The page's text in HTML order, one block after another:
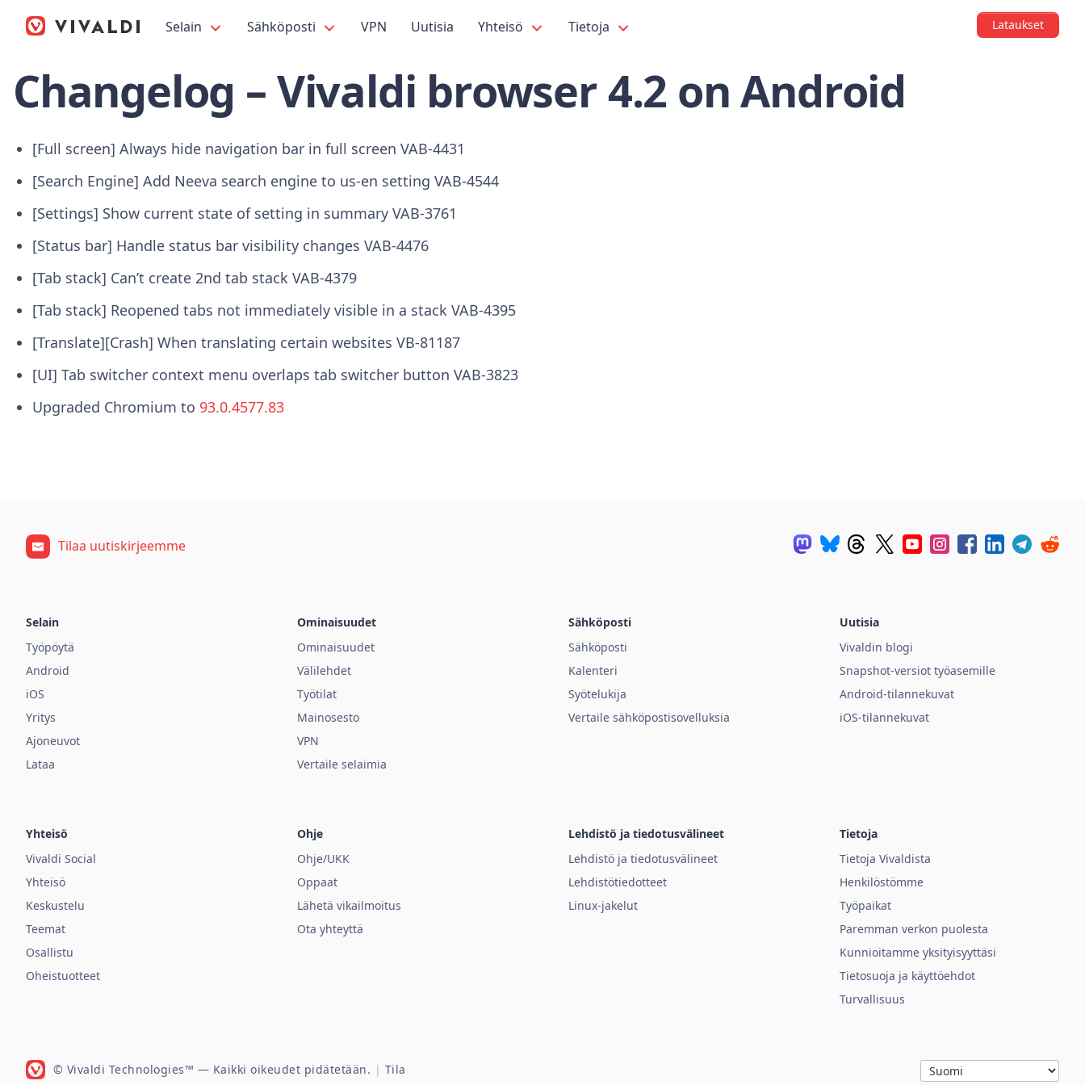
Selain Sähköposti VPN Uutisia Yhteisö Tietoja Lataukset
Changelog – Vivaldi browser 4.2 on Android
[Full screen] Always hide navigation bar in full screen VAB-4431
[Search Engine] Add Neeva search engine to us-en setting VAB-4544
[Settings] Show current state of setting in summary VAB-3761
[Status bar] Handle status bar visibility changes VAB-4476
[Tab stack] Can’t create 2nd tab stack VAB-4379
[Tab stack] Reopened tabs not immediately visible in a stack VAB-4395
[Translate][Crash] When translating certain websites VB-81187
[UI] Tab switcher context menu overlaps tab switcher button VAB-3823
Upgraded Chromium to 93.0.4577.83
Tilaa uutiskirjeemme
Selain
Työpöytä
Android
iOS
Yritys
Ajoneuvot
Lataa
Ominaisuudet
Ominaisuudet
Välilehdet
Työtilat
Mainosesto
VPN
Vertaile selaimia
Sähköposti
Sähköposti
Kalenteri
Syötelukija
Vertaile sähköpostisovelluksia
Uutisia
Vivaldin blogi
Snapshot-versiot työasemille
Android-tilannekuvat
iOS-tilannekuvat
Yhteisö
Vivaldi Social
Yhteisö
Keskustelu
Teemat
Osallistu
Oheistuotteet
Ohje
Ohje/UKK
Oppaat
Lähetä vikailmoitus
Ota yhteyttä
Lehdistö ja tiedotusvälineet
Lehdistö ja tiedotusvälineet
Lehdistötiedotteet
Linux-jakelut
Tietoja
Tietoja Vivaldista
Henkilöstömme
Työpaikat
Paremman verkon puolesta
Kunnioitamme yksityisyyttäsi
Tietosuoja ja käyttöehdot
Turvallisuus
© Vivaldi Technologies™ — Kaikki oikeudet pidätetään. | Tila